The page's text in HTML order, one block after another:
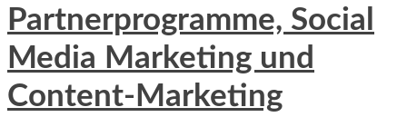
Partnerprogramme, Social
Media Marketing und
Content-Marketing